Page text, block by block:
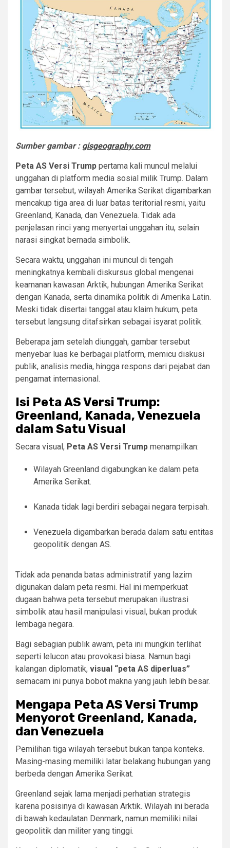
Sumber gambar : gisgeography.com
Peta AS Versi Trump pertama kali muncul melalui
unggahan di platform media sosial milik Trump. Dalam
gambar tersebut, wilayah Amerika Serikat digambarkan
mencakup tiga area di luar batas teritorial resmi, yaitu
Greenland, Kanada, dan Venezuela. Tidak ada
penjelasan rinci yang menyertai unggahan itu, selain
narasi singkat bernada simbolik.
Secara waktu, unggahan ini muncul di tengah
meningkatnya kembali diskursus global mengenai
keamanan kawasan Arktik, hubungan Amerika Serikat
dengan Kanada, serta dinamika politik di Amerika Latin.
Meski tidak disertai tanggal atau klaim hukum, peta
tersebut langsung ditafsirkan sebagai isyarat politik.
Beberapa jam setelah diunggah, gambar tersebut
menyebar luas ke berbagai platform, memicu diskusi
publik, analisis media, hingga respons dari pejabat dan
pengamat internasional.
Isi Peta AS Versi Trump:
Greenland, Kanada, Venezuela
dalam Satu Visual
Secara visual, Peta AS Versi Trump menampilkan:
Wilayah Greenland digabungkan ke dalam peta
Amerika Serikat.
Kanada tidak lagi berdiri sebagai negara terpisah.
Venezuela digambarkan berada dalam satu entitas
geopolitik dengan AS.
Tidak ada penanda batas administratif yang lazim
digunakan dalam peta resmi. Hal ini memperkuat
dugaan bahwa peta tersebut merupakan ilustrasi
simbolik atau hasil manipulasi visual, bukan produk
lembaga negara.
Bagi sebagian publik awam, peta ini mungkin terlihat
seperti lelucon atau provokasi biasa. Namun bagi
kalangan diplomatik, visual “peta AS diperluas”
semacam ini punya bobot makna yang jauh lebih besar.
Mengapa Peta AS Versi Trump
Menyorot Greenland, Kanada,
dan Venezuela
Pemilihan tiga wilayah tersebut bukan tanpa konteks.
Masing-masing memiliki latar belakang hubungan yang
berbeda dengan Amerika Serikat.
Greenland sejak lama menjadi perhatian strategis
karena posisinya di kawasan Arktik. Wilayah ini berada
di bawah kedaulatan Denmark, namun memiliki nilai
geopolitik dan militer yang tinggi.